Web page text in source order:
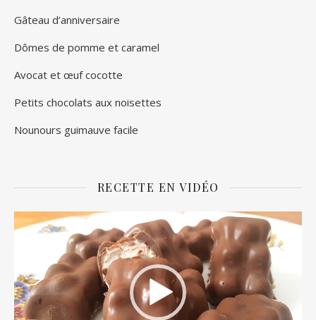
Gâteau d’anniversaire
Dômes de pomme et caramel
Avocat et œuf cocotte
Petits chocolats aux noisettes
Nounours guimauve facile
RECETTE EN VIDÉO
Lecteur
vidéo